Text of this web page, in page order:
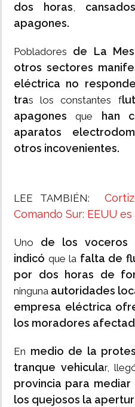
dos horas,
apagones.
Pobladores de La
otros sectores
eléctrica no
tras los constantes f
apagones que
han
aparatos
otros incovenientes.
LEE TAMBIÉN:
Comando Sur: EEUU
Uno de los voceros
indicó que la falta de
por dos horas de
ninguna autoridades
empresa eléctrica
los moradores
En medio de la
tranque vehicular,
provincia para mediar
los quejosos la